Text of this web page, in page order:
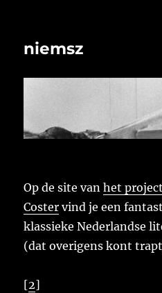
niemsz
Op de site vanhet
Coster vind je een
klassieke Nederlandse
(dat overigens kont
[2]